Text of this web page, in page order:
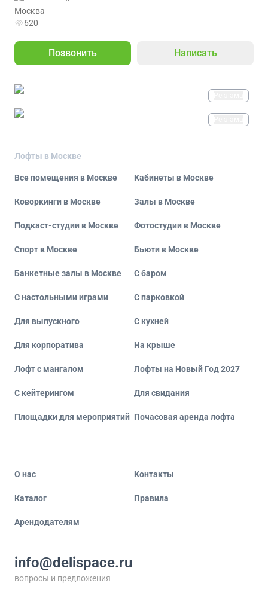
Москва
620
Позвонить Написать
Лофты в Москве
Все помещения в Москве Кабинеты в Москве
Коворкинги в Москве Залы в Москве
Подкаст-студии в Москве Фотостудии в Москве
Спорт в Москве Бьюти в Москве
Банкетные залы в Москве С баром
С настольными играми С парковкой
Для выпускного С кухней
Для корпоратива На крыше
Лофт с мангалом Лофты на Новый Год 2027
С кейтерингом Для свидания
Площадки для мероприятий Почасовая аренда лофта
О нас Контакты
Каталог Правила
Арендодателям
info@delispace.ru
вопросы и предложения